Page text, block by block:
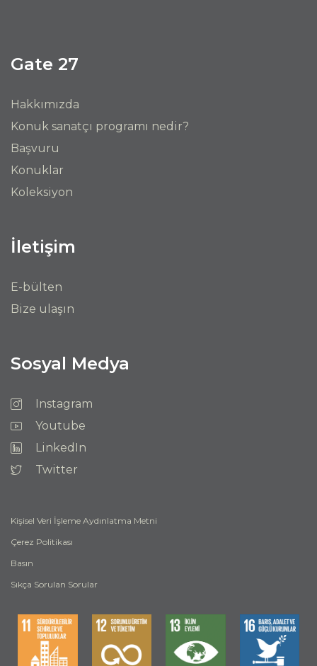
Gate 27
Hakkımızda
Konuk sanatçı programı nedir?
Başvuru
Konuklar
Koleksiyon
İletişim
E-bülten
Bize ulaşın
Sosyal Medya
Instagram
Youtube
LinkedIn
Twitter
Kişisel Veri İşleme Aydınlatma Metni
Çerez Politikası
Basın
Sıkça Sorulan Sorular